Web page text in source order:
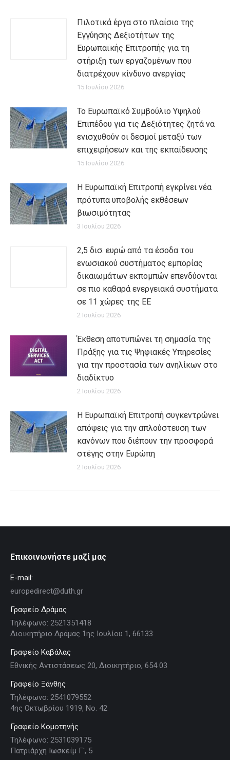
Πιλοτικά έργα στο πλαίσιο της
Εγγύησης Δεξιοτήτων της
Ευρωπαϊκής Επιτροπής για τη
στήριξη των εργαζομένων που
διατρέχουν κίνδυνο ανεργίας
15 Ιουλίου 2026
Το Ευρωπαϊκό Συμβούλιο Υψηλού
Επιπέδου για τις Δεξιότητες ζητά να
ενισχυθούν οι δεσμοί μεταξύ των
επιχειρήσεων και της εκπαίδευσης
15 Ιουλίου 2026
Η Ευρωπαϊκή Επιτροπή εγκρίνει νέα
πρότυπα υποβολής εκθέσεων
βιωσιμότητας
3 Ιουλίου 2026
2,5 δισ. ευρώ από τα έσοδα του
ενωσιακού συστήματος εμπορίας
δικαιωμάτων εκπομπών επενδύονται
σε πιο καθαρά ενεργειακά συστήματα
σε 11 χώρες της ΕΕ
2 Ιουλίου 2026
Έκθεση αποτυπώνει τη σημασία της
Πράξης για τις Ψηφιακές Υπηρεσίες
για την προστασία των ανηλίκων στο
διαδίκτυο
2 Ιουλίου 2026
Η Ευρωπαϊκή Επιτροπή συγκεντρώνει
απόψεις για την απλούστευση των
κανόνων που διέπουν την προσφορά
στέγης στην Ευρώπη
2 Ιουλίου 2026
Επικοινωνήστε μαζί μας
E-mail:
europedirect@duth.gr
Γραφείο Δράμας
Τηλέφωνο: 2521351418
Διοικητήριο Δράμας 1ης Ιουλίου 1, 66133
Γραφείο Καβάλας
Εθνικής Αντιστάσεως 20, Διοικητήριο, 654 03
Γραφείο Ξάνθης
Τηλέφωνο: 2541079552
4ης Οκτωβρίου 1919, Νο. 42
Γραφείο Κομοτηνής
Τηλέφωνο: 2531039175
Πατριάρχη Ιωσκείμ Γ', 5